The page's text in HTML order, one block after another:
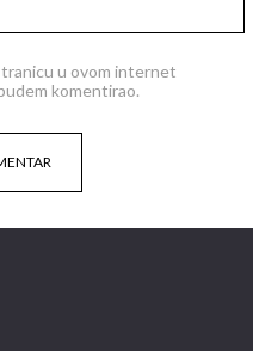
u ovom internet
komentirao.